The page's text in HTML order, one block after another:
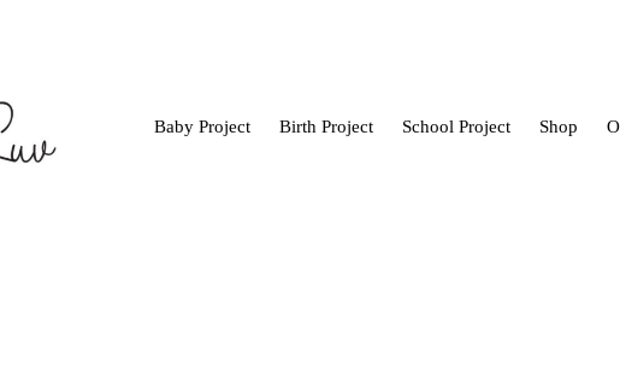
Baby Project Birth Project School Project Shop